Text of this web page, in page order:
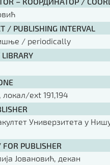
PUBLISHING INTERVAL
/ periodically
локал/ext 191,194
Универзитета у
PUBLISHER
Јовановић, декан